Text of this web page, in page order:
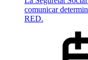
comunicar
RED.